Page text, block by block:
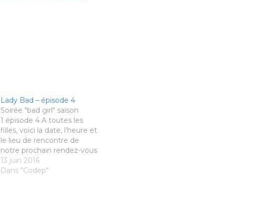
Lady Bad – épisode 4
Soirée "bad girl" saison
1 épisode 4 A toutes les
filles, voici la date, l'heure et
le lieu de rencontre de
notre prochain rendez-vous
filles. Betton nous propose
le lundi 27 juin, à partir de
13 juin 2016
Dans "Codep"